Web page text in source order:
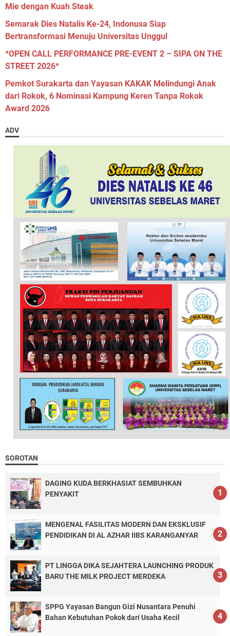
Mie dengan Kuah Steak
Semarak Dies Natalis Ke-24, Indonusa Siap
Bertransformasi Menuju Universitas Unggul
*OPEN CALL PERFORMANCE PRE-EVENT 2 – SIPA ON THE
STREET 2026*
Pemkot Surakarta dan Yayasan KAKAK Melindungi Anak
dari Rokok, 6 Nominasi Kampung Keren Tanpa Rokok
Award 2026
ADV
SOROTAN
DAGING KUDA BERKHASIAT SEMBUHKAN
PENYAKIT
MENGENAL FASILITAS MODERN DAN EKSKLUSIF
PENDIDIKAN DI AL AZHAR IIBS KARANGANYAR
PT LINGGA DIKA SEJAHTERA LAUNCHING PRODUK
BARU THE MILK PROJECT MERDEKA
SPPG Yayasan Bangun Gizi Nusantara Penuhi
Bahan Kebutuhan Pokok dari Usaha Kecil